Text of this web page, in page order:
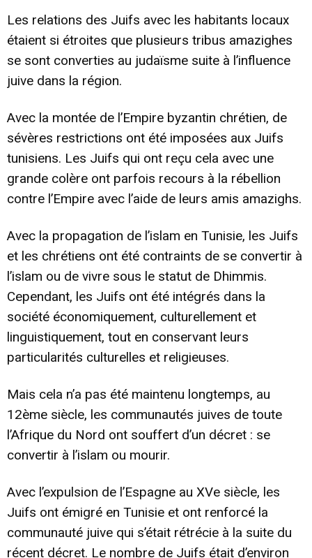
Les relations des Juifs avec les habitants locaux
étaient si étroites que plusieurs tribus amazighes
se sont converties au judaïsme suite à l’influence
juive dans la région.
Avec la montée de l’Empire byzantin chrétien, de
sévères restrictions ont été imposées aux Juifs
tunisiens. Les Juifs qui ont reçu cela avec une
grande colère ont parfois recours à la rébellion
contre l’Empire avec l’aide de leurs amis amazighs.
Avec la propagation de l’islam en Tunisie, les Juifs
et les chrétiens ont été contraints de se convertir à
l’islam ou de vivre sous le statut de Dhimmis.
Cependant, les Juifs ont été intégrés dans la
société économiquement, culturellement et
linguistiquement, tout en conservant leurs
particularités culturelles et religieuses.
Mais cela n’a pas été maintenu longtemps, au
12ème siècle, les communautés juives de toute
l’Afrique du Nord ont souffert d’un décret : se
convertir à l’islam ou mourir.
Avec l’expulsion de l’Espagne au XVe siècle, les
Juifs ont émigré en Tunisie et ont renforcé la
communauté juive qui s’était rétrécie à la suite du
récent décret. Le nombre de Juifs était d’environ